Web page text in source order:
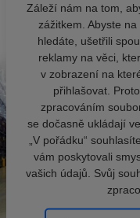
Záleží nám na tom,
zážitkem. Abyste
hledáte, ušetřili
reklamy na věci,
v zobrazení na
přihlašovat.
zpracováním
se dočasně ukládají
„V pořádku“
vám poskytovali
vašich údajů. Svůj